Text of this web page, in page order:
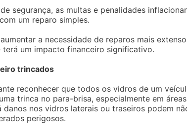
segurança, as multas e penalidades
um reparo simples.
a necessidade de reparos mais
um impacto financeiro significativo.
trincados
reconhecer que todos os vidros de um
trinca no para-brisa, especialmente em áreas
nos vidros laterais ou traseiros podem
perigosos.